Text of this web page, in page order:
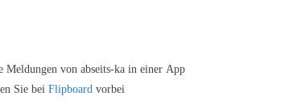
Meldungen von abseits-ka in einer App
Sie beiFlipboardvorbei